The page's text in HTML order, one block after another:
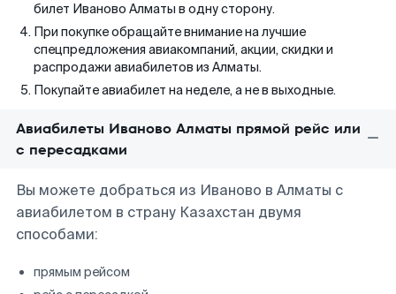
билет Иваново Алматы в одну сторону.
При покупке обращайте внимание на лучшие
спецпредложения авиакомпаний, акции, скидки и
распродажи авиабилетов из Алматы.
Покупайте авиабилет на неделе, а не в выходные.
Авиабилеты Иваново Алматы прямой рейс или
с пересадками
Вы можете добраться из Иваново в Алматы с
авиабилетом в страну Казахстан двумя
способами:
прямым рейсом